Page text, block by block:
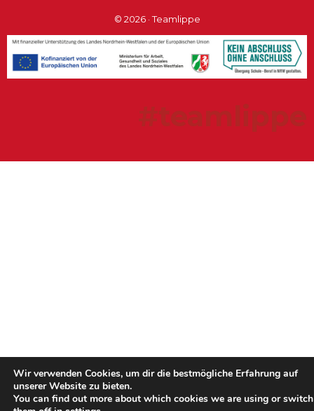
© 2026 · Teamlippe
#teamlippe
Wir verwenden Cookies, um dir die bestmögliche Erfahrung auf
unserer Website zu bieten.
You can find out more about which cookies we are using or switch